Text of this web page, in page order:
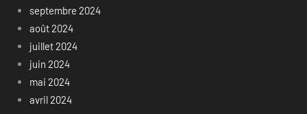
septembre 2024
août 2024
juillet 2024
juin 2024
mai 2024
avril 2024